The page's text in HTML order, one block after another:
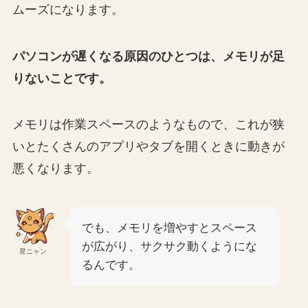
ムーズになります。
パソコンが遅くなる原因のひとつは、メモリが足
りないことです。
メモリは作業スペースのようなもので、これが狭
いとたくさんのアプリやタブを開くときに動きが
悪くなります。
星ニャン
でも、メモリを増やすとスペース
が広がり、サクサク動くようにな
るんです。